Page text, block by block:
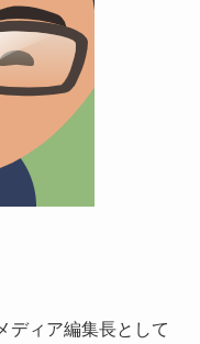
ディア編集長として